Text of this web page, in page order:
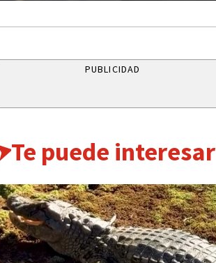
PUBLICIDAD
Te puede interesar